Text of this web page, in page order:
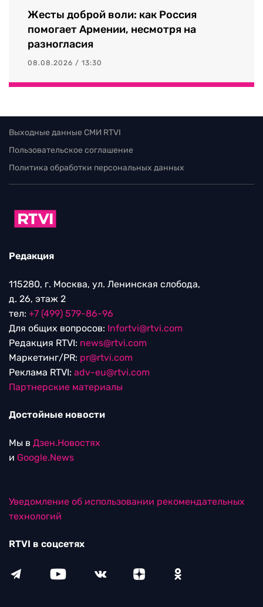
Жесты доброй воли: как Россия
помогает Армении, несмотря на
разногласия
08.08.2026 / 13:30
Выходные данные СМИ RTVI
Пользовательское соглашение
Политика обработки персональных данных
Редакция
115280, г. Москва, ул. Ленинская слобода,
д. 26, этаж 2
тел: +7 (499) 579-86-96
Для общих вопросов: Infortvi@rtvi.com
Редакция RTVI: news@rtvi.com
Маркетинг/PR: pr@rtvi.com
Реклама RTVI: adv-eu@rtvi.com
Партнерские материалы
Достойные новости
Мы в Дзен.Новостях
и Google.News
Уведомление об использовании рекомендательных
технологий
RTVI в соцсетях